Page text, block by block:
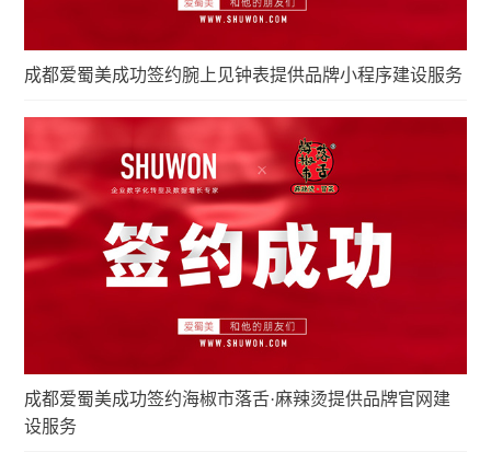
成都爱蜀美成功签约腕上见钟表提供品牌小程序建设服务
成都爱蜀美成功签约海椒市落舌·麻辣烫提供品牌官网建
设服务